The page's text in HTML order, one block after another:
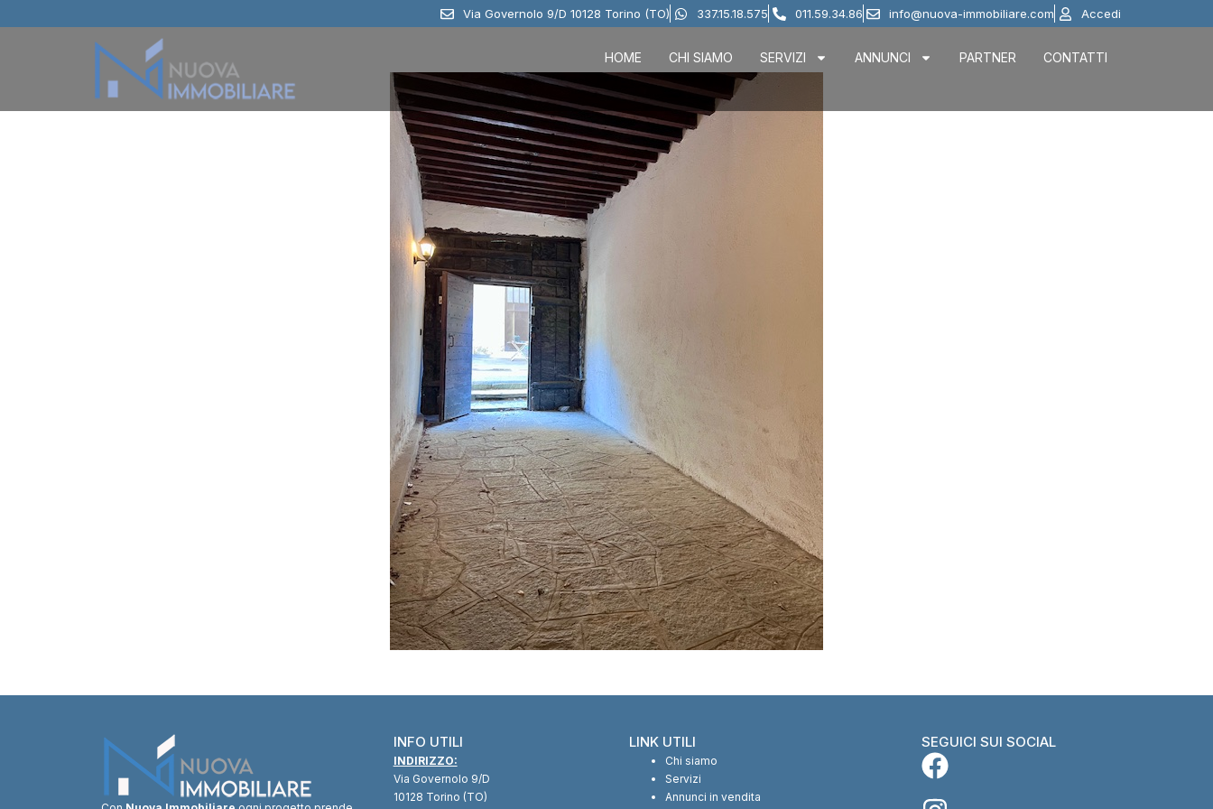
Via Governolo 9/D 10128 Torino (TO) 337.15.18.575 011.59.34.86 info@nuova-immobiliare.com Accedi
HOME CHI SIAMO SERVIZI ANNUNCI PARTNER CONTATTI
INFO UTILI
INDIRIZZO:
Via Governolo 9/D
10128 Torino (TO)
LINK UTILI
Chi siamo
Servizi
Annunci in vendita
SEGUICI SUI SOCIAL